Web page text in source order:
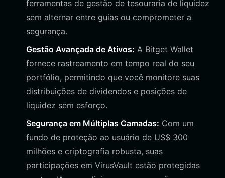
ferramentas de gestão de tesouraria de liquidez
sem alternar entre guias ou comprometer a
segurança.
Gestão Avançada de Ativos: A Bitget Wallet
fornece rastreamento em tempo real do seu
portfólio, permitindo que você monitore suas
distribuições de dividendos e posições de
liquidez sem esforço.
Segurança em Múltiplas Camadas: Com um
fundo de proteção ao usuário de US$ 300
milhões e criptografia robusta, suas
participações em VirusVault estão protegidas